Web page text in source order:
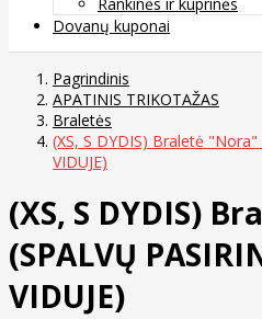
Dovanų kuponai
Pagrindinis
APATINIS TRIKOTAŽAS
Braletės
(XS, S DYDIS) Braletė "Nora"
VIDUJE)
(XS, S DYDIS)
(SPALVŲ
VIDUJE)